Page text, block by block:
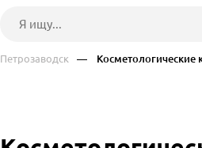
Петрозаводск — Косметологические